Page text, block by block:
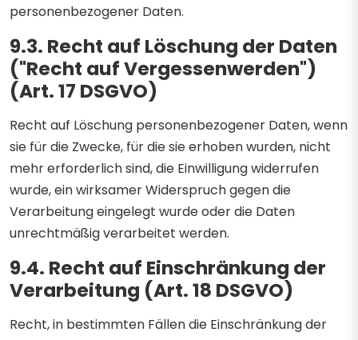
personenbezogener Daten.
9.3. Recht auf Löschung der Daten
("Recht auf Vergessenwerden")
(Art. 17 DSGVO)
Recht auf Löschung personenbezogener Daten, wenn
sie für die Zwecke, für die sie erhoben wurden, nicht
mehr erforderlich sind, die Einwilligung widerrufen
wurde, ein wirksamer Widerspruch gegen die
Verarbeitung eingelegt wurde oder die Daten
unrechtmäßig verarbeitet werden.
9.4. Recht auf Einschränkung der
Verarbeitung (Art. 18 DSGVO)
Recht, in bestimmten Fällen die Einschränkung der